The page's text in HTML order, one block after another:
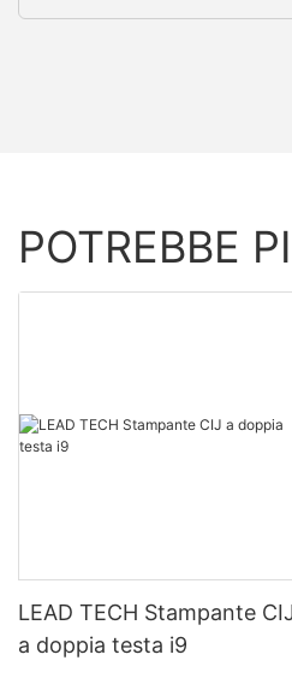
POTREBBE
LEAD TECH Stampante
a doppia testa i9